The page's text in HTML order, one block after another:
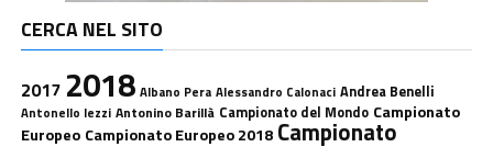
CERCA NEL SITO
2017 2018 Albano Pera Alessandro Calonaci Andrea Benelli
Antonello Iezzi Antonino Barillà Campionato del Mondo Campionato
Europeo Campionato Europeo 2018 Campionato